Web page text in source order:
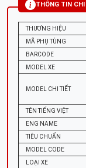
THÔNG TIN
THƯƠNG HIỆU
MÃ PHỤ TÙNG
BARCODE
MODEL XE
MODEL CHI TIẾT
TÊN TIẾNG VIỆT
ENG NAME
TIÊU CHUẨN
MODEL CODE
LOẠI XE